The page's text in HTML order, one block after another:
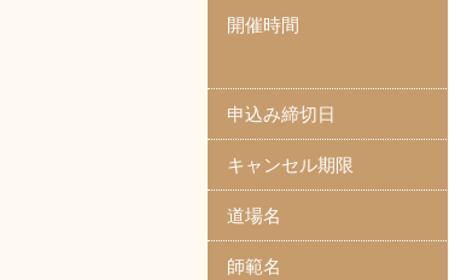
開催時間
申込み締切日
キャンセル期限
道場名
師範名